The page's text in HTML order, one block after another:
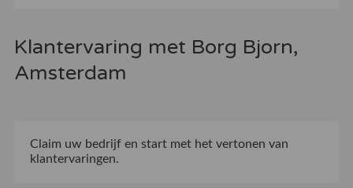
Klantervaring met Borg Bjorn,
Amsterdam
Claim uw bedrijfen start met het vertonen van
klantervaringen.